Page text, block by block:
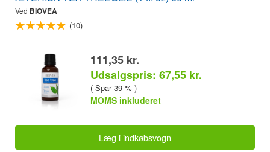
Ved BIOVEA
(10)
111,35 kr.
Udsalgspris: 67,55 kr.
( Spar 39 % )
MOMS inkluderet
Læg i indkøbsvogn